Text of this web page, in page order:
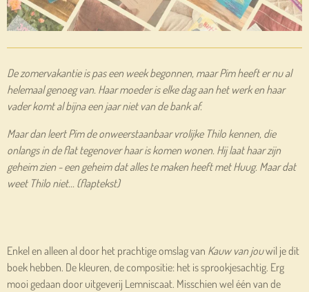
De zomervakantie is pas een week begonnen, maar Pim heeft er nu al
helemaal genoeg van. Haar moeder is elke dag aan het werk en haar
vader komt al bijna een jaar niet van de bank af.
Maar dan leert Pim de onweerstaanbaar vrolijke Thilo kennen, die
onlangs in de flat tegenover haar is komen wonen. Hij laat haar zijn
geheim zien - een geheim dat alles te maken heeft met Huug. Maar dat
weet Thilo niet... (flaptekst)
Enkel en alleen al door het prachtige omslag van Kauw van jouwil je dit
boek hebben. De kleuren, de compositie: het is sprookjesachtig. Erg
mooi gedaan door uitgeverij Lemniscaat. Misschien wel één van de